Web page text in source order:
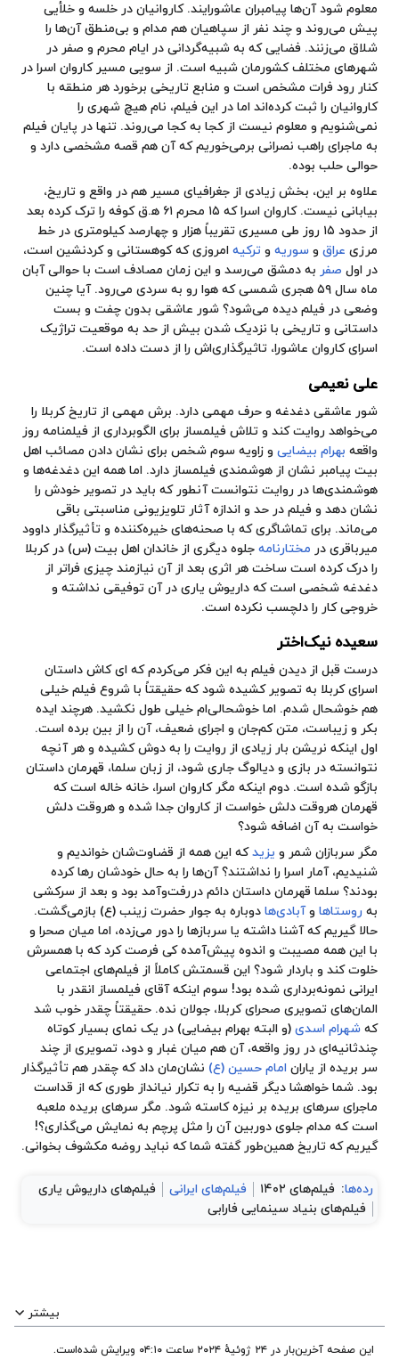
معلوم شود آن‌ها پیامبران عاشورایند. کاروانیان در خلسه و خلأیی
پیش می‌روند و چند نفر از سپاهیان هم مدام و بی‌منطق آن‌ها را
شلاق می‌زنند. فضایی که به شبیه‌گردانی در ایام محرم و صفر در
شهرهای مختلف کشورمان شبیه است. از سویی مسیر کاروان اسرا در
کنار رود فرات مشخص است و منابع تاریخی برخورد هر منطقه با
کاروانیان را ثبت کرده‌اند اما در این فیلم، نام هیچ شهری را
نمی‌شنویم و معلوم نیست از کجا به کجا می‌روند. تنها در پایان فیلم
به ماجرای راهب نصرانی برمی‌خوریم که آن هم قصه مشخصی دارد و
حوالی حلب بوده.
علاوه بر این، بخش زیادی از جغرافیای مسیر هم در واقع و تاریخ،
بیابانی نیست. کاروان اسرا که ۱۵ محرم ۶۱ ه‍.ق کوفه را ترک کرده بعد
از حدود ۱۵ روز طی مسیری تقریباً هزار و چهارصد کیلومتری در خط
مرزی عراق و سوریه و ترکیه امروزی که کوهستانی و کردنشین است،
در اول صفر به دمشق می‌رسد و این زمان مصادف است با حوالی آبان
ماه سال ۵۹ ه‍جری شمسی که هوا رو به سردی می‌رود. آیا چنین
وضعی در فیلم دیده می‌شود؟ شور عاشقی بدون چفت و بست
داستانی و تاریخی با نزدیک شدن بیش از حد به موقعیت تراژیک
اسرای کاروان عاشورا، تاثیرگذاری‌اش را از دست داده است.
علی نعیمی
شور عاشقی دغدغه و حرف مهمی دارد. برش مهمی از تاریخ کربلا را
می‌خواهد روایت کند و تلاش فیلمساز برای الگوبرداری از فیلمنامه روز
واقعه بهرام بیضایی و زاویه سوم شخص برای نشان دادن مصائب اهل
بیت پیامبر نشان از هوشمندی فیلمساز دارد. اما همه این دغدغه‌ها و
هوشمندی‌ها در روایت نتوانست آنطور که باید در تصویر خودش را
نشان دهد و فیلم در حد و اندازه آثار تلویزیونی مناسبتی باقی
می‌ماند. برای تماشاگری که با صحنه‌های خیره‌کننده و تأثیرگذار داوود
میرباقری در مختارنامه جلوه دیگری از خاندان اهل بیت (س) در کربلا
را درک کرده است ساخت هر اثری بعد از آن نیازمند چیزی فراتر از
دغدغه شخصی است که داریوش یاری در آن توفیقی نداشته و
خروجی کار را دلچسب نکرده است.
سعیده نیک‌اختر
درست قبل از دیدن فیلم به این فکر می‌کردم که ای کاش داستان
اسرای کربلا به تصویر کشیده شود که حقیقتاً با شروع فیلم خیلی
هم خوشحال شدم. اما خوشحالی‌ام خیلی طول نکشید. هرچند ایده
بکر و زیباست، متن کم‌جان و اجرای ضعیف، آن را از بین برده است.
اول اینکه نریشن بار زیادی از روایت را به دوش کشیده و هر آنچه
نتوانسته در بازی و دیالوگ جاری شود، از زبان سلما، قهرمان داستان
بازگو شده است. دوم اینکه مگر کاروان اسرا، خانه خاله است که
قهرمان هروقت دلش خواست از کاروان جدا شده و هروقت دلش
خواست به آن اضافه شود؟
مگر سربازان شمر و یزیدکه این همه از قضاوت‌شان خواندیم و
شنیدیم، آمار اسرا را نداشتند؟ آن‌ها را به حال خودشان رها کرده
بودند؟ سلما قهرمان داستان دائم دررفت‌وآمد بود و بعد از سرکشی
به روستاها وآبادی‌ها دوباره به جوار حضرت زینب (ع) بازمی‌گشت.
حالا گیریم که آشنا داشته یا سربازها را دور می‌زده، اما میان صحرا و
با این همه مصیبت و اندوه پیش‌آمده کی فرصت کرد که با همسرش
خلوت کند و باردار شود؟ این قسمتش کاملاً از فیلم‌های اجتماعی
ایرانی نمونه‌برداری شده بود! سوم اینکه آقای فیلمساز انقدر با
المان‌های تصویری صحرای کربلا، جولان نده. حقیقتاً چقدر خوب شد
که شهرام اسدی (و البته بهرام بیضایی) در یک نمای بسیار کوتاه
چندثانیه‌ای در روز واقعه، آن هم میان غبار و دود، تصویری از چند
سر بریده از یاران امام حسین (ع) نشان‌مان داد که چقدر هم تأثیرگذار
بود. شما خواهشا دیگر قضیه را به تکرار نیانداز طوری که از قداست
ماجرای سرهای بریده بر نیزه کاسته شود. مگر سرهای بریده ملعبه
است که مدام جلوی دوربین آن را مثل پرچم به نمایش می‌گذاری؟!
گیریم که تاریخ همین‌طور گفته شما که نباید روضه مکشوف بخوانی.
رده‌ها: فیلم‌های ۱۴۰۲ فیلم‌های ایرانی
فیلم‌های داریوش یاری
فیلم‌های بنیاد سینمایی فارابی
بیشتر
این صفحه آخرین‌بار در ‏۲۴ ژوئیهٔ ۲۰۲۴ ساعت ‏۰۴:۱۰ ویرایش شده‌است.